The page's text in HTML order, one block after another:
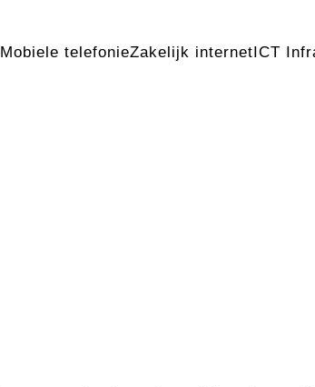
Mobiele telefonieZakelijk internetICT